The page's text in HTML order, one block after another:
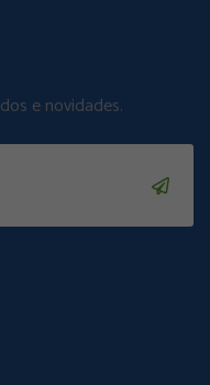
e novidades.